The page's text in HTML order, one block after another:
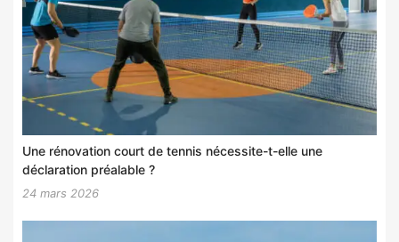
Une rénovation court de tennis nécessite-t-elle une
déclaration préalable ?
24 mars 2026